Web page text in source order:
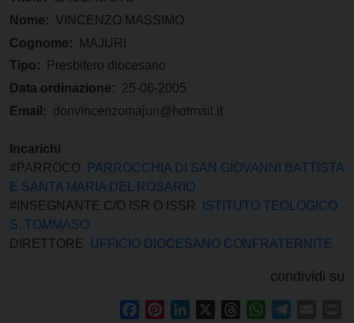
Nome: VINCENZO MASSIMO
Cognome:
MAJURI
Tipo:
Presbitero diocesano
Data ordinazione: 25-06-2005
Email: donvincenzomajuri@hotmail.it
Incarichi
#PARROCO
PARROCCHIA DI SAN GIOVANNI BATTISTA
E SANTA MARIA DEL ROSARIO
#INSEGNANTE C/O ISR O ISSR
ISTITUTO TEOLOGICO
S. TOMMASO
DIRETTORE
UFFICIO DIOCESANO CONFRATERNITE
condividi su
FacebookPinterestLinkedIn ThreadsWhatsApp